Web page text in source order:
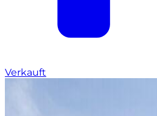
Verkauft